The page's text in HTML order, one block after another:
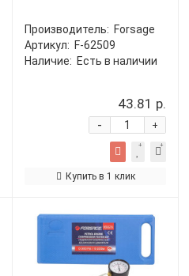
Производитель: Forsage
Артикул: F-62509
Наличие: Есть в наличии
43.81 р.
+
-
Купить в 1 клик